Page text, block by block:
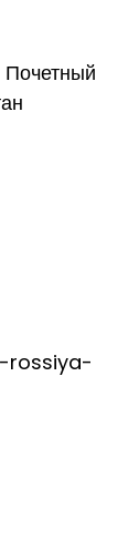
Почетный
rossiya-